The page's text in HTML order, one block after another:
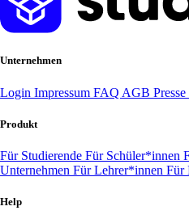
Unternehmen
Login Impressum FAQ AGB Presse
Produkt
Für Studierende Für Schüler*innen
Unternehmen Für Lehrer*innen Für
Help